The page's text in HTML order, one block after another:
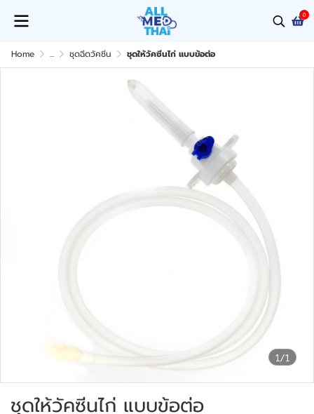
0
Home ... ชุดฉีดวัคซีน ชุดให้วัคซีนไก่ แบบข้อต่อ
1/1
ชุดให้วัคซีนไก่ แบบข้อต่อ